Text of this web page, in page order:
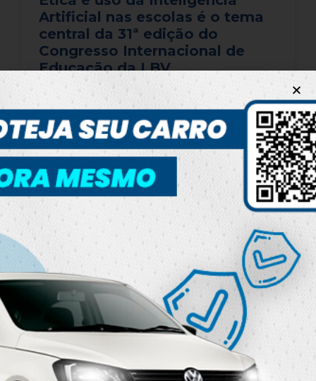
Artificial nas escolas é o tema
central da 31ª edição do
Congresso Internacional de
Educação da LBV
​​​​A Legião da Boa Vontade (LBV) promove o seu
31º Congresso Internacional de Educação, um
dos eventos mais aguardados da área, que se
inspira na proposta de Educação com [...]
25 de junho de 2026
LEIA MAIS